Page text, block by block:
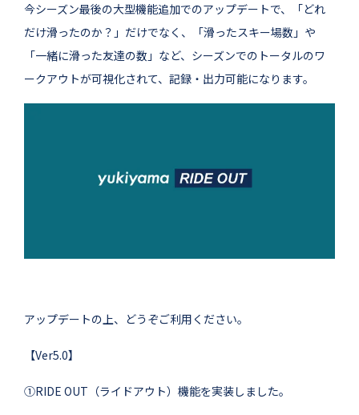
今シーズン最後の大型機能追加でのアップデートで、「どれ
だけ滑ったのか？」だけでなく、「滑ったスキー場数」や
「一緒に滑った友達の数」など、シーズンでのトータルのワ
ークアウトが可視化されて、記録・出力可能になります。
アップデートの上、どうぞご利用ください。
【Ver5.0】
①RIDE OUT（ライドアウト）機能を実装しました。